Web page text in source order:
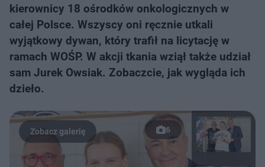
kierownicy 18 ośrodków onkologicznych w
całej Polsce. Wszyscy oni ręcznie utkali
wyjątkowy dywan, który trafił na licytację w
ramach WOŚP. W akcji tkania wziął także udział
sam Jurek Owsiak. Zobaczcie, jak wygląda ich
dzieło.
6